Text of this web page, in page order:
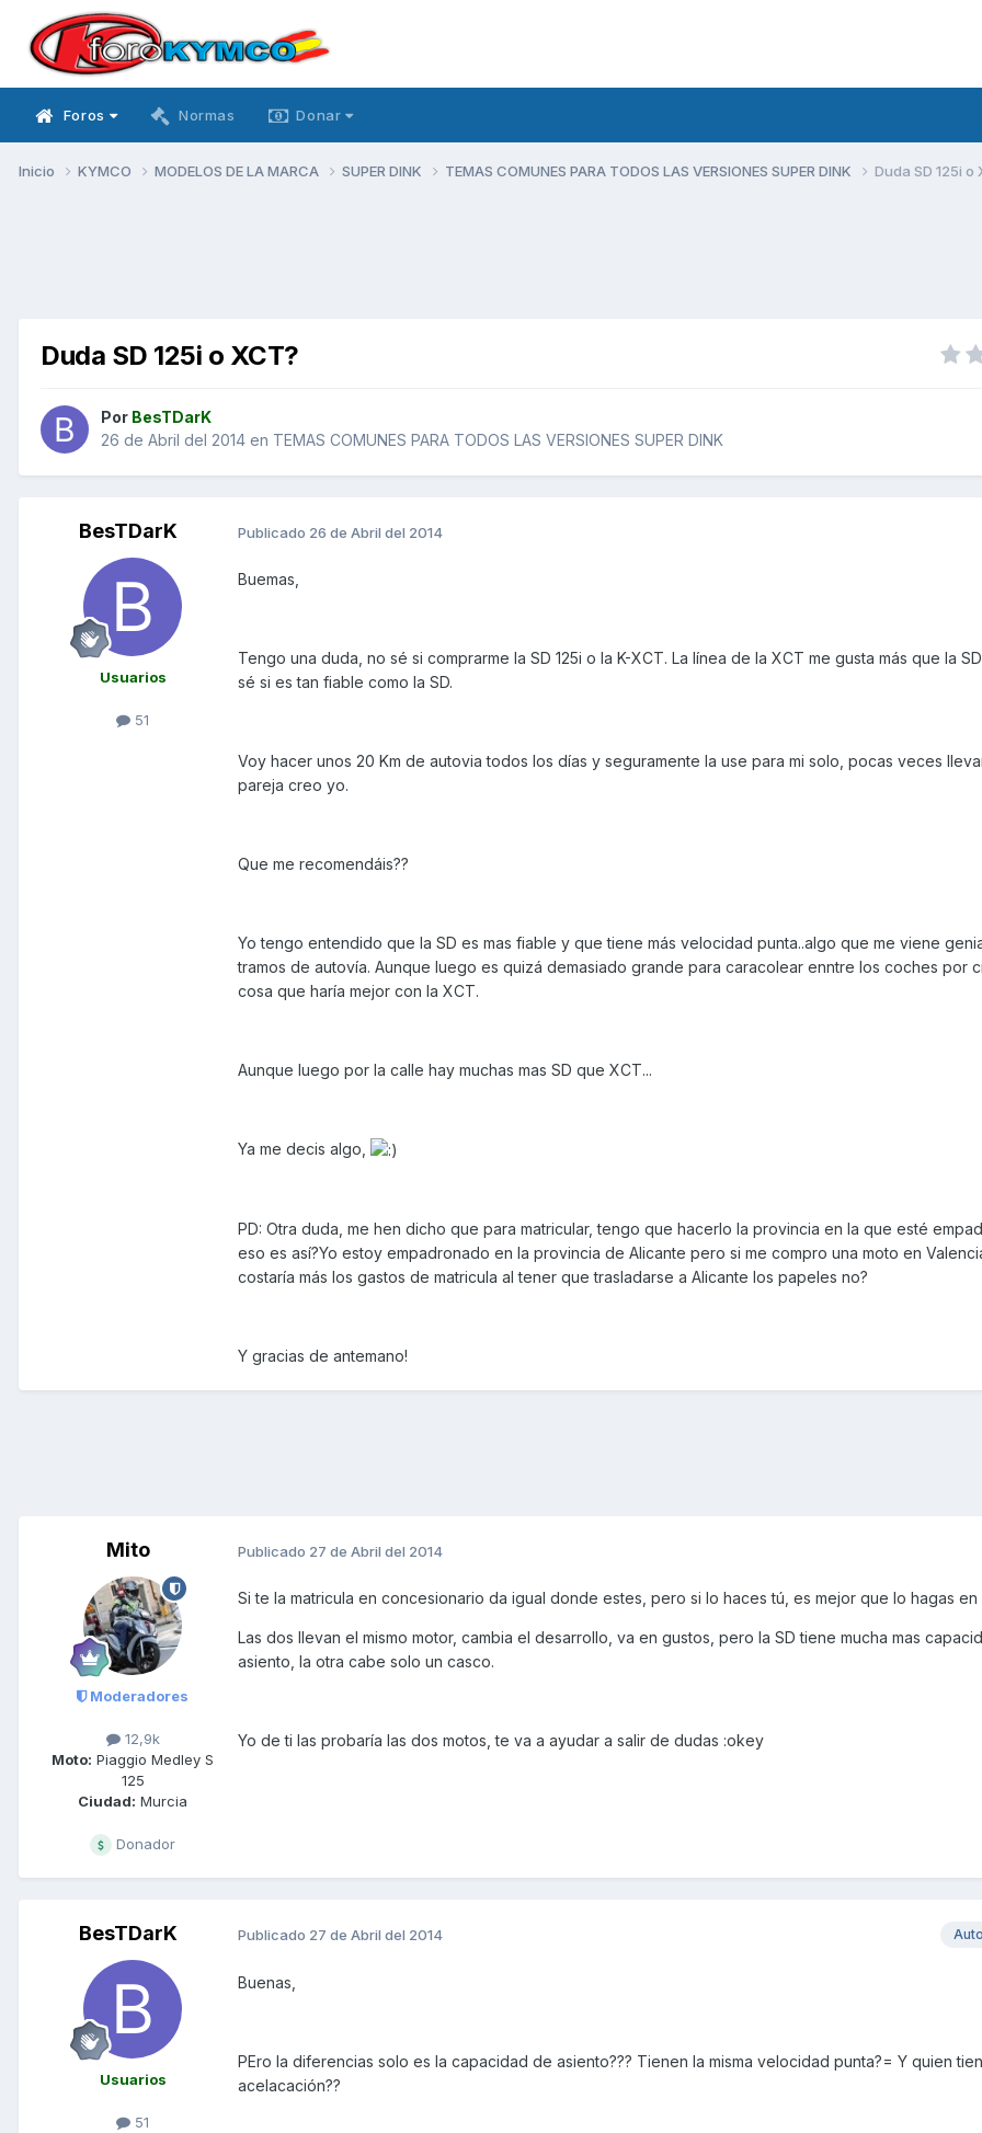
Foros Normas Donar
Inicio KYMCO MODELOS DE LA MARCA SUPER DINK TEMAS COMUNES PARA TODOS LAS VERSIONES SUPER DINK Duda SD 125i o
Duda SD 125i o XCT?
Por BesTDarK
26 de Abril del 2014 en TEMAS COMUNES PARA TODOS LAS VERSIONES SUPER DINK
BesTDarK
Usuarios
51
Publicado 26 de Abril del 2014
Buemas,
Tengo una duda, no sé si comprarme la SD 125i o la K-XCT. La línea de la XCT me gusta más que la
sé si es tan fiable como la SD.
Voy hacer unos 20 Km de autovia todos los días y seguramente la use para mi solo, pocas veces
pareja creo yo.
Que me recomendáis??
Yo tengo entendido que la SD es mas fiable y que tiene más velocidad punta..algo que me viene
tramos de autovía. Aunque luego es quizá demasiado grande para caracolear enntre los coches por
cosa que haría mejor con la XCT.
Aunque luego por la calle hay muchas mas SD que XCT...
Ya me decis algo,
PD: Otra duda, me hen dicho que para matricular, tengo que hacerlo la provincia en la que esté
eso es así?Yo estoy empadronado en la provincia de Alicante pero si me compro una moto en
costaría más los gastos de matricula al tener que trasladarse a Alicante los papeles no?
Y gracias de antemano!
Mito
Moderadores
12,9k
Moto: Piaggio Medley S
125
Ciudad: Murcia
Donador
Publicado 27 de Abril del 2014
Si te la matricula en concesionario da igual donde estes, pero si lo haces tú, es mejor que lo hagas en
Las dos llevan el mismo motor, cambia el desarrollo, va en gustos, pero la SD tiene mucha mas
asiento, la otra cabe solo un casco.
Yo de ti las probaría las dos motos, te va a ayudar a salir de dudas :okey
BesTDarK
Usuarios
51
Publicado 27 de Abril del 2014
Buenas,
PEro la diferencias solo es la capacidad de asiento??? Tienen la misma velocidad punta?= Y quien
acelacación??